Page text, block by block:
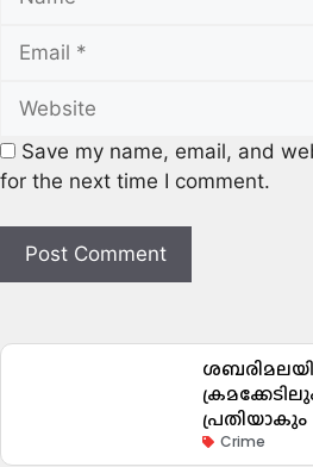
Save my name, email, and
for the next time I comment.
പ്രതിയാകും
Crime